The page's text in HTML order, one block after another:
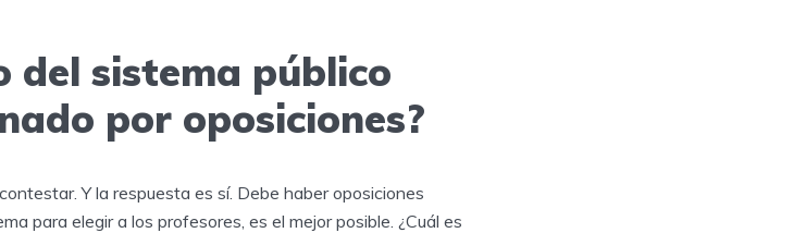
del sistema público
por oposiciones?
Y la respuesta es sí. Debe haber oposiciones
para elegir a los profesores, es el mejor posible. ¿Cuál es